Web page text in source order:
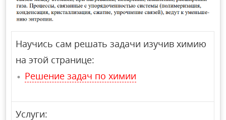
Научись сам решать задачи изучив химию
на этой странице:
Решение задач по химии
Услуги: